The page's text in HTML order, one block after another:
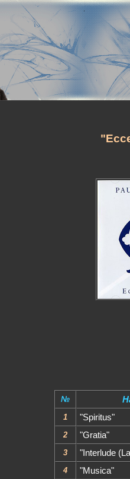
№
1 "Spiritus"
2 "Gratia"
3 "Interlude
4 "Musica"